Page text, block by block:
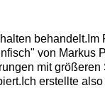
von Markus
mit
erstellte